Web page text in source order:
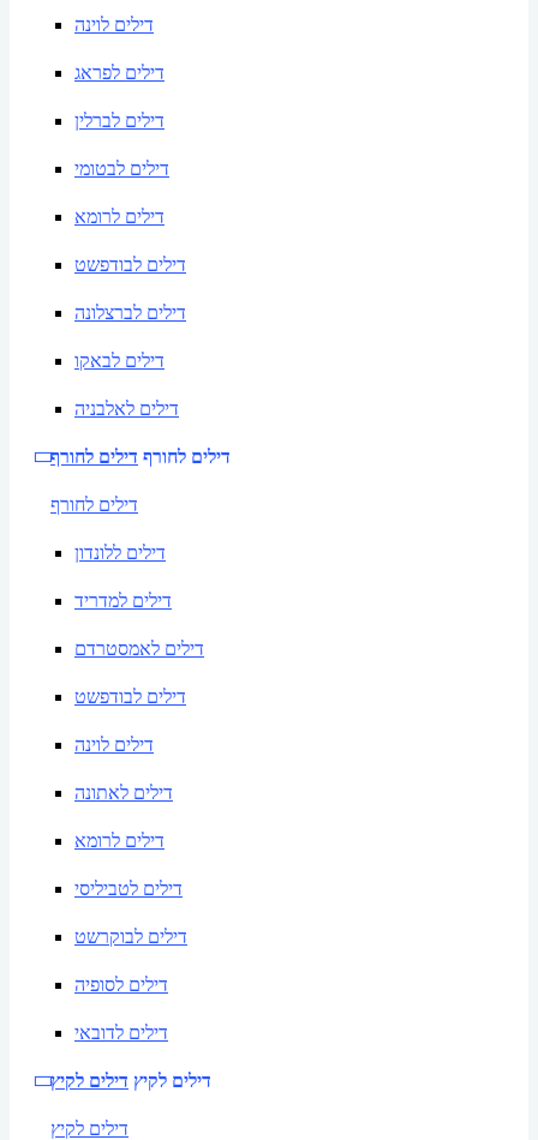
דילים לוינה
דילים לפראג
דילים לברלין
דילים לבטומי
דילים לרומא
דילים לבודפשט
דילים לברצלונה
דילים לבאקו
דילים לאלבניה
דילים לחורף דילים לחורף
דילים לחורף
דילים ללונדון
דילים למדריד
דילים לאמסטרדם
דילים לבודפשט
דילים לוינה
דילים לאתונה
דילים לרומא
דילים לטביליסי
דילים לבוקרשט
דילים לסופיה
דילים לדובאי
דילים לקיץ דילים לקיץ
דילים לקיץ